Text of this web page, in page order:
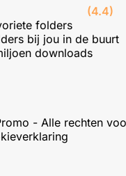
(4.4)
folders
bij jou in de buurt
downloads
- Alle rechten